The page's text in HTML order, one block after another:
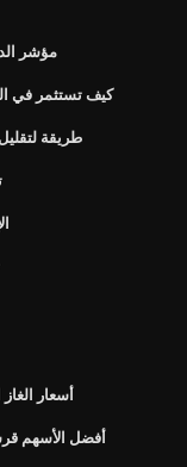
مؤشر
كيف تستثمر في
20 طريقة
أسعار
أفضل الأسهم قرش